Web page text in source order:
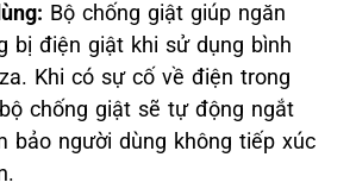
Bộ chống giật giúp ngăn
bị điện giật khi sử dụng bình
Khi có sự cố về điện trong
chống giật sẽ tự động ngắt
bảo người dùng không tiếp xúc